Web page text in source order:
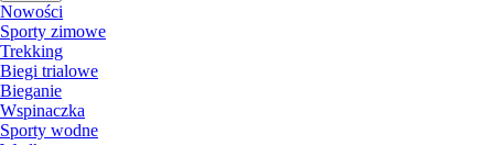
Nowości
Sporty zimowe
Trekking
Biegi trialowe
Bieganie
Wspinaczka
Sporty wodne